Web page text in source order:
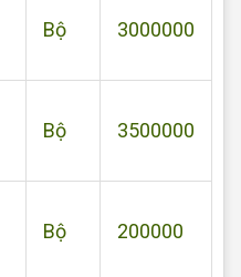
Bộ 3000000
Bộ 3500000
Bộ 200000